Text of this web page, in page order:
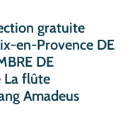
gratuite
en-Provence DE
DE
La flûte
Amadeus